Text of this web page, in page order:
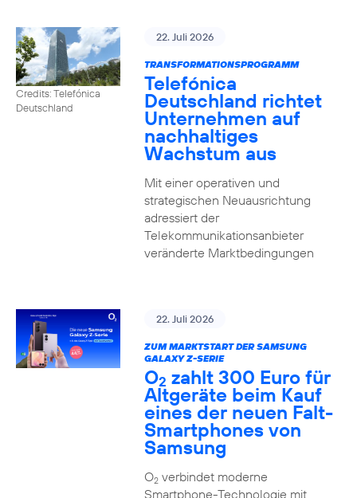
Credits: Telefónica
Deutschland
22. Juli 2026
TRANSFORMATIONSPROGRAMM
Telefónica
Deutschland richtet
Unternehmen auf
nachhaltiges
Wachstum aus
Mit einer operativen und
strategischen Neuausrichtung
adressiert der
Telekommunikationsanbieter
veränderte Marktbedingungen
22. Juli 2026
ZUM MARKTSTART DER SAMSUNG
GALAXY Z-SERIE
O2 zahlt 300 Euro für
Altgeräte beim Kauf
eines der neuen Falt-
Smartphones von
Samsung
O2verbindet moderne
Smartphone-Technologie mit